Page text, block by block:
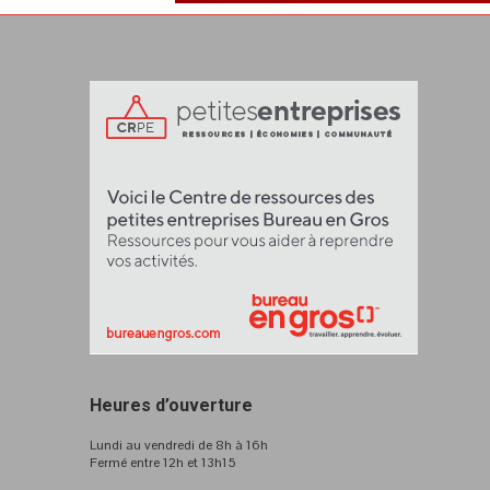
Heures d’ouverture
Lundi au vendredi de 8h à 16h
Fermé entre 12h et 13h15